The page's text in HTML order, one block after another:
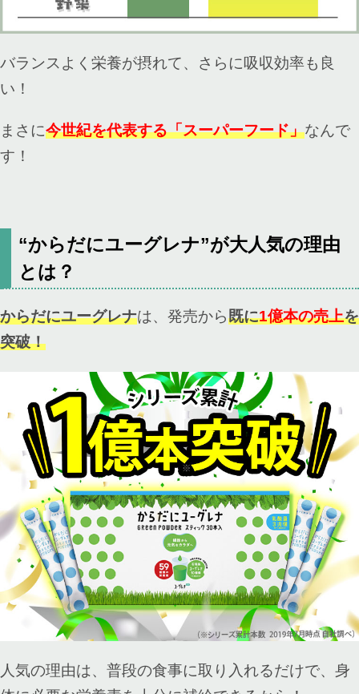
バランスよく栄養が摂れて、さらに吸収効率も良
い！
まさに今世紀を代表する「スーパーフード」なんで
す！
“からだにユーグレナ”が大人気の理由
とは？
からだにユーグレナは、発売から既に1億本の売上を
突破！
人気の理由は、普段の食事に取り入れるだけで、身